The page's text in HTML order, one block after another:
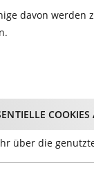
in
-
davon
COOKIES
über die